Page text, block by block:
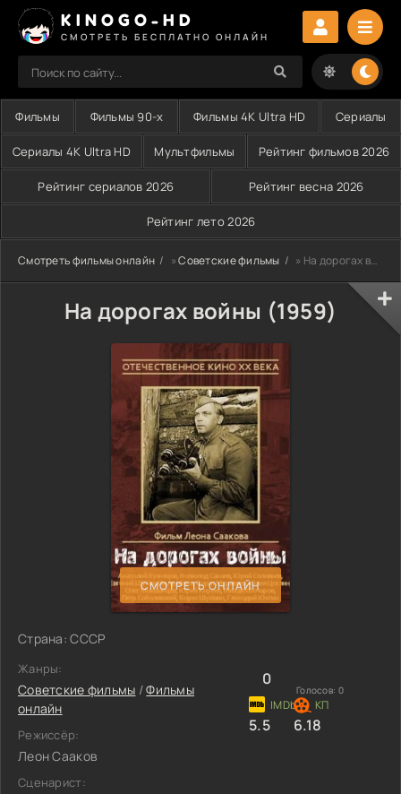
KINOGO-HD
СМОТРЕТЬ БЕСПЛАТНО ОНЛАЙН
Фильмы Фильмы 90-х Фильмы 4K Ultra HD Сериалы
Сериалы 4K Ultra HD Мультфильмы Рейтинг фильмов 2026
Рейтинг сериалов 2026 Рейтинг весна 2026
Рейтинг лето 2026
Смотреть фильмы онлайн »Советские фильмы » На дорогах войны (1959)
На дорогах войны (1959)
СМОТРЕТЬ ОНЛАЙН
Страна: СССР
Жанры:
Советские фильмы /Фильмы
онлайн
Режиссёр:
Леон Сааков
Сценарист:
0
Голосов: 0
5.5 6.18